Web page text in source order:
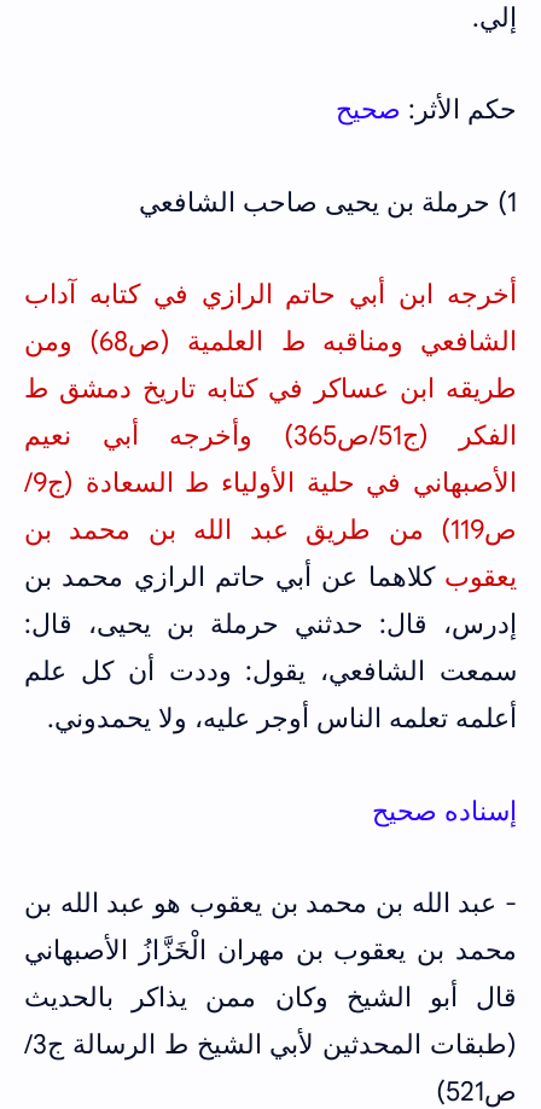
إلي.
حكم الأثر: صحيح
1) حرملة بن يحيى صاحب الشافعي
أخرجه ابن أبي حاتم الرازي في كتابه آداب
الشافعي ومناقبه ط العلمية (ص68) ومن
طريقه ابن عساكر في كتابه تاريخ دمشق ط
الفكر (ج51/ص365)
وأخرجه أبي نعيم
الأصبهاني في حلية الأولياء ط السعادة (ج9/
ص119) من طريق عبد الله بن محمد بن
يعقوب كلاهما عن أبي حاتم الرازي محمد بن
إدرس، قال: حدثني حرملة بن يحيى، قال:
سمعت الشافعي، يقول: وددت أن كل علم
أعلمه تعلمه الناس أوجر عليه، ولا يحمدوني.
إسناده صحيح
- عبد الله بن محمد بن يعقوب هو عبد الله بن
محمد بن يعقوب بن مهران الْخَزَّازُ الأصبهاني
قال أبو الشيخ وكان ممن يذاكر بالحديث
(طبقات المحدثين لأبي الشيخ ط الرسالة ج3/
ص521)